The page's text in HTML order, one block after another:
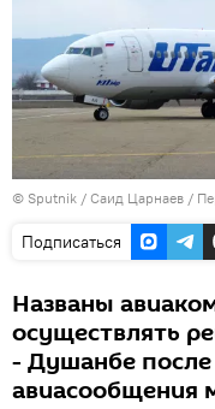
© Sputnik / Саид Царнаев /
Подписаться
Названы
осуществлять
- Душанбе после
авиасообщения